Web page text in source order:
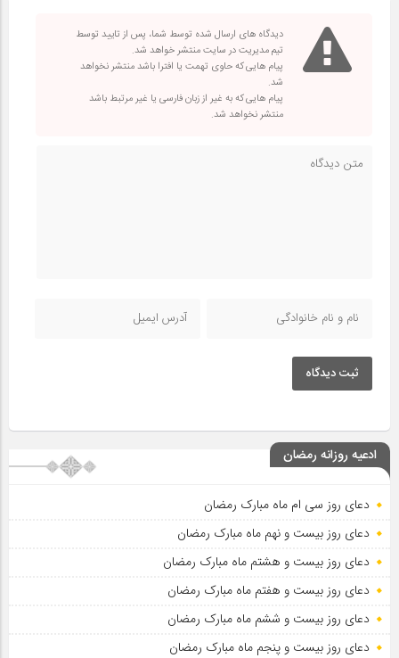
دیدگاه های ارسال شده توسط شما، پس از تایید توسط
تیم مدیریت در سایت منتشر خواهد شد.
پیام هایی که حاوی تهمت یا افترا باشد منتشر نخواهد
شد.
پیام هایی که به غیر از زبان فارسی یا غیر مرتبط باشد
منتشر نخواهد شد.
ثبت دیدگاه
ادعیه روزانه رمضان
دعای روز سی ام ماه مبارک رمضان
دعای روز بیست و نهم ماه مبارک رمضان
دعای روز بیست و هشتم ماه مبارک رمضان
دعای روز بیست و هفتم ماه مبارک رمضان
دعای روز بیست و ششم ماه مبارک رمضان
دعای روز بیست و پنجم ماه مبارک رمضان